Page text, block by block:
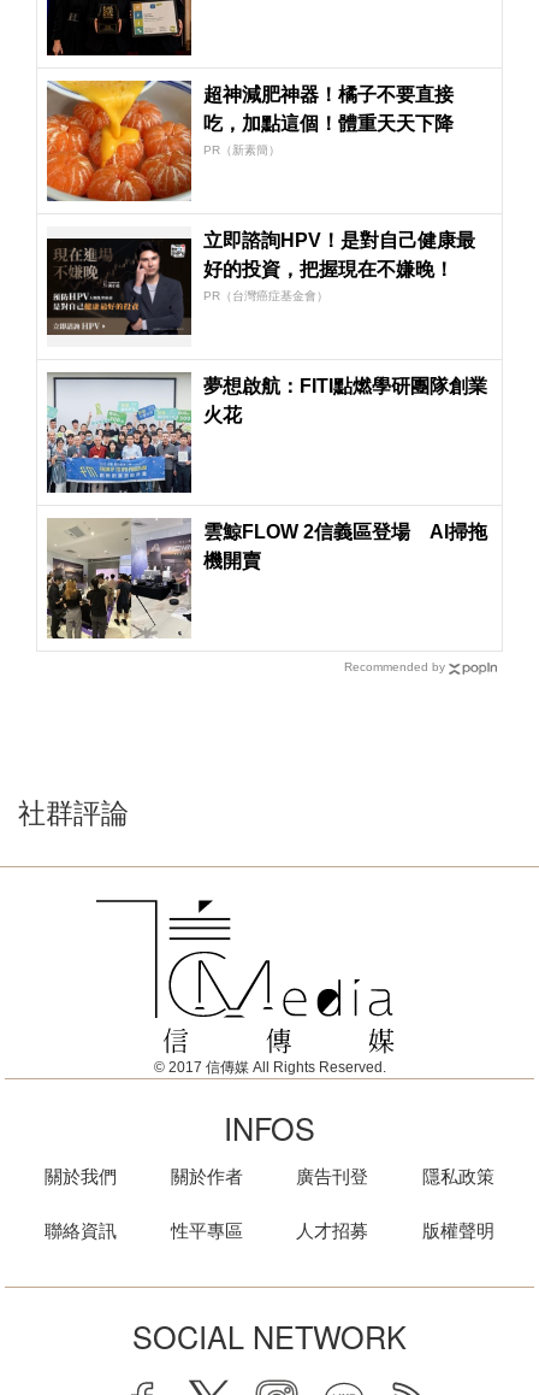
超神減肥神器！橘子不要直接
吃，加點這個！體重天天下降
PR（新素簡）
立即諮詢HPV！是對自己健康最
好的投資，把握現在不嫌晚！
PR（台灣癌症基金會）
夢想啟航：FITI點燃學研團隊創業
火花
雲鯨FLOW 2信義區登場 AI掃拖
機開賣
Recommended by
社群評論
© 2017 信傳媒 All Rights Reserved.
INFOS
關於我們
聯絡資訊
關於作者
性平專區
廣告刊登
人才招募
隱私政策
版權聲明
SOCIAL NETWORK